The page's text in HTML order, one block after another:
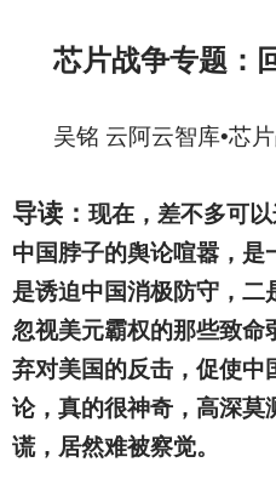
芯片战争专题：
吴铭 云阿云智库•芯
导读： 现在，差不多可
中国脖子的舆论喧嚣，是
是诱迫中国消极防守，二
忽视美元霸权的那些致命
弃对美国的反击，促使中
论，真的很神奇，高深莫
谎，居然难被察觉。